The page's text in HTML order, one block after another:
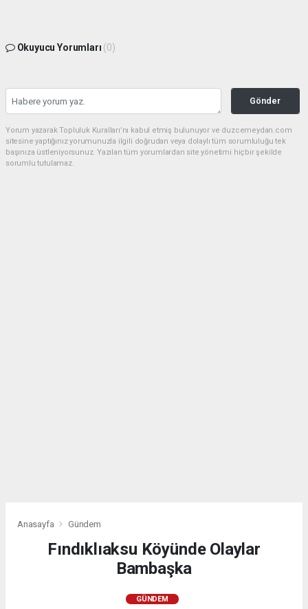
Okuyucu Yorumları (0)
Gönder
Yorum yazarak Topluluk Kuralları’nı kabul etmiş bulunuyor ve duzcemeydan.com
sitesine yaptığınız yorumunuzla ilgili doğrudan veya dolaylı tüm sorumluluğu tek
başınıza üstleniyorsunuz. Yazılan tüm yorumlardan site yönetimi hiçbir şekilde
sorumlu tutulamaz.
Anasayfa Gündem
Fındıklıaksu Köyünde Olaylar
Bambaşka
GÜNDEM